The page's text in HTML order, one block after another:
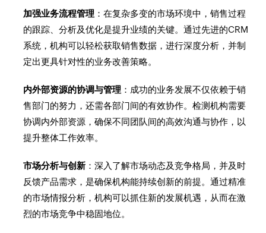
加强业务流程管理 ：在复杂多变的市场环境中，销售过程
的跟踪、分析及优化是提升业绩的关键。通过先进的CRM
系统，机构可以轻松获取销售数据，进行深度分析，并制
定出更具针对性的业务改善策略。
内外部资源的协调与管理 ：成功的业务发展不仅依赖于销
售部门的努力，还需各部门间的有效协作。检测机构需要
协调内外部资源，确保不同团队间的高效沟通与协作，以
提升整体工作效率。
市场分析与创新 ：深入了解市场动态及竞争格局，并及时
反馈产品需求，是确保机构能持续创新的前提。通过精准
的市场情报分析，机构可以抓住新的发展机遇，从而在激
烈的市场竞争中稳固地位。